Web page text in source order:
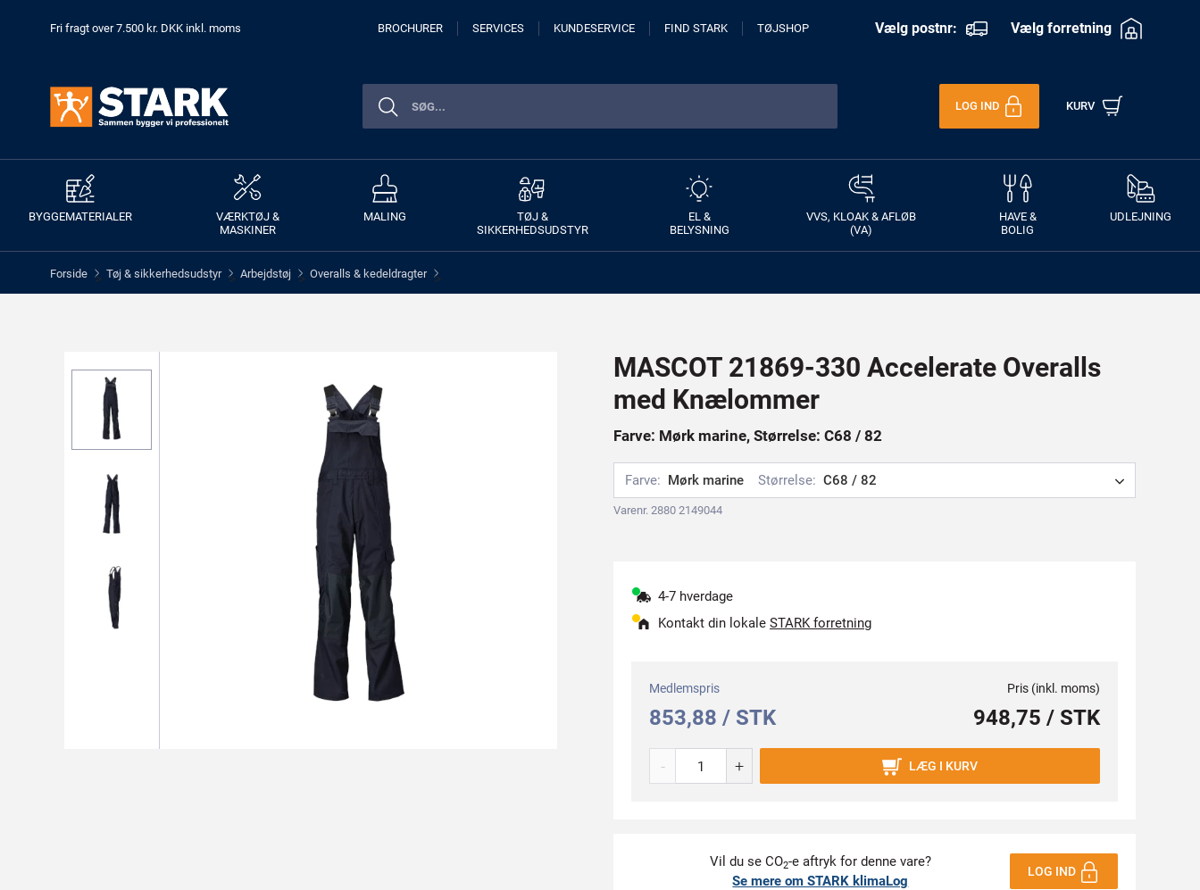
Fri fragt over 7.500 kr. DKK inkl. moms BROCHURER SERVICES KUNDESERVICE FIND STARK TØJSHOP Vælg postnr: Vælg forretning
LOG IND KURV
BYGGEMATERIALER
VÆRKTØJ &
MASKINER
MALING
TØJ &
SIKKERHEDSUDSTYR
EL &
BELYSNING
VVS, KLOAK & AFLØB
(VA)
HAVE &
BOLIG
UDLEJNING
Forside > Tøj & sikkerhedsudstyr > Arbejdstøj > Overalls & kedeldragter >
MASCOT 21869-330 Accelerate Overalls
med Knælommer
Farve: Mørk marine, Størrelse: C68 / 82
Farve: Mørk marine Størrelse: C68 / 82
Varenr. 2880 2149044
4-7 hverdage
Kontakt din lokale STARK forretning
Medlemspris
853,88 / STK
Pris (inkl. moms)
948,75 / STK
- + LÆG I KURV
Vil du se CO2-e aftryk for denne vare?
Se mere om STARK klimaLog
LOG IND